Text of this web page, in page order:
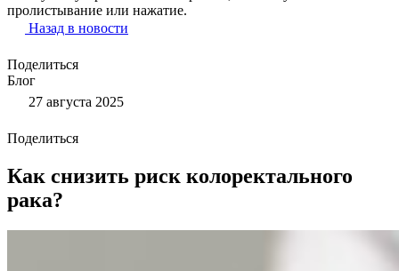
пролистывание или нажатие.
Назад в новости
Поделиться
Блог
27 августа 2025
Поделиться
Как снизить риск колоректального
рака?